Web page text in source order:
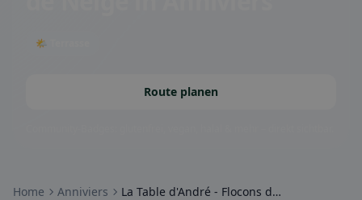
🌤 Terrasse
Route planen
Home Anniviers La Table d'André - Flocons de Neige